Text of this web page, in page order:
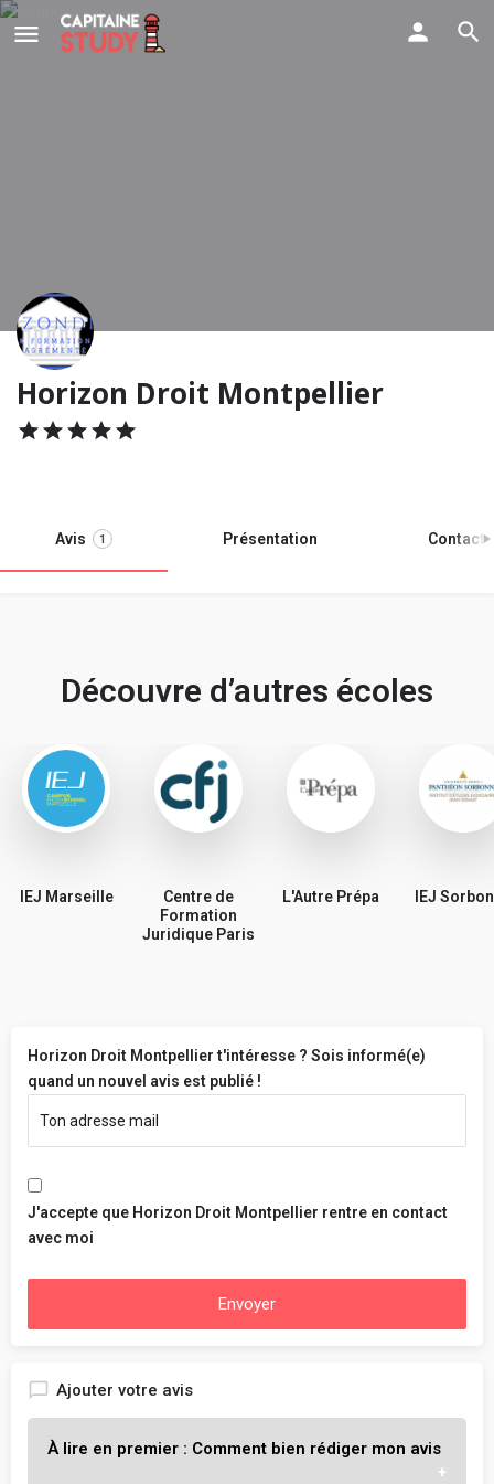
Horizon Droit Montpellier
Avis 1 Présentation Contact
Découvre d’autres écoles
IEJ Marseille
Centre de
Formation
Juridique Paris
L'Autre Prépa IEJ
Horizon Droit Montpellier t'intéresse ? Sois informé(e)
quand un nouvel avis est publié !
J'accepte que Horizon Droit Montpellier rentre en contact
avec moi
Envoyer
Ajouter votre avis
À lire en premier : Comment bien rédiger mon avis